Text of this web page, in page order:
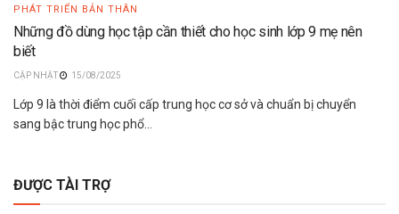
PHÁT TRIỂN BẢN THÂN
Những đồ dùng học tập cần thiết cho học sinh lớp 9 mẹ nên
biết
15/08/2025
Lớp 9 là thời điểm cuối cấp trung học cơ sở và chuẩn bị chuyển
sang bậc trung học phổ...
ĐƯỢC TÀI TRỢ